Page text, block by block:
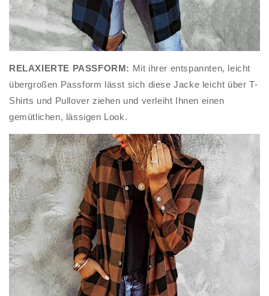
RELAXIERTE PASSFORM: Mit ihrer entspannten, leicht
übergroßen Passform lässt sich diese Jacke leicht über T-
Shirts und Pullover ziehen und verleiht Ihnen einen
gemütlichen, lässigen Look.